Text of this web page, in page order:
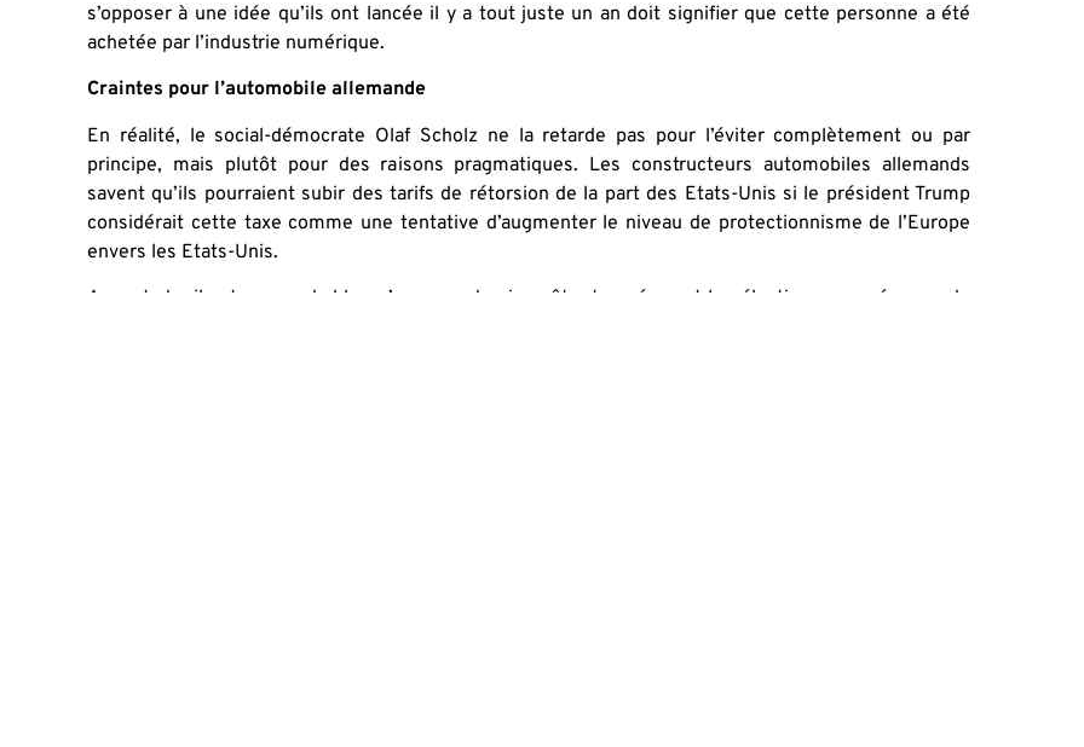
s’opposer à une idée qu’ils ont lancée il y a tout juste un an doit signifier que cette personne a été
achetée par l’industrie numérique.
Craintes pour l’automobile allemande
En réalité, le social-démocrate Olaf Scholz ne la retarde pas pour l’éviter complètement ou par
principe, mais plutôt pour des raisons pragmatiques. Les constructeurs automobiles allemands
savent qu’ils pourraient subir des tarifs de rétorsion de la part des Etats-Unis si le président Trump
considérait cette taxe comme une tentative d’augmenter le niveau de protectionnisme de l’Europe
envers les Etats-Unis.
A ce stade, il est peu probable qu’un accord puisse être trouvé avant les élections européennes de